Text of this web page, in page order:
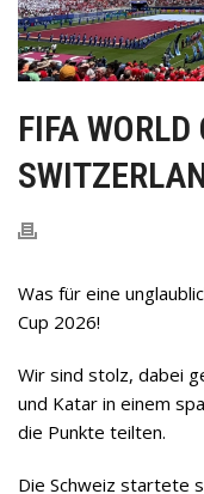
FIFA
Was für eine
Cup 2026!
Wir sind stolz, dabei
und Katar in einem
die Punkte teilten.
Die Schweiz startete